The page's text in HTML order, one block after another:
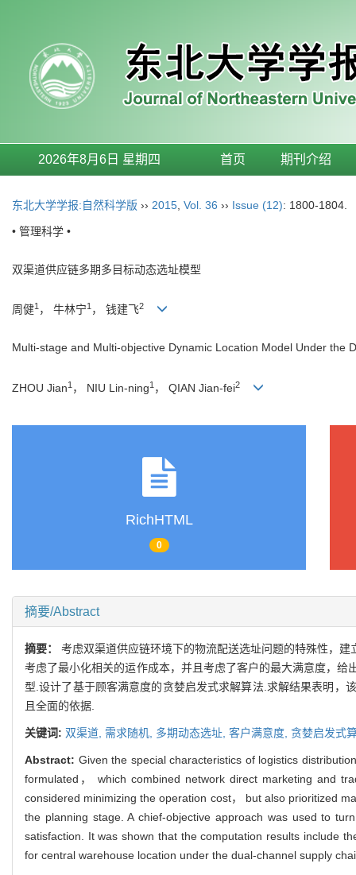
2026年8月6日 星期四 首页 期刊介绍
东北大学学报:自然科学版 ›› 2015 Vol. 36 ›› Issue (12): 1800-1804.
• 管理科学 •
双渠道供应链多期多目标动态选址模型
周健1 ， 牛林宁1 ， 钱建飞2
Multi-stage and Multi-objective Dynamic Location Model Under the
ZHOU Jian1 ， NIU Lin-ning1 ， QIAN Jian-fei2
RichHTML
0
摘要/Abstract
摘要： 考虑双渠道供应链环境下的物流配送选址问题的特殊性，
考虑了最小化相关的运作成本，并且考虑了客户的最大满意度，
型.设计了基于顾客满意度的贪婪启发式求解算法.求解结果表明，
且全面的依据.
关键词: 双渠道, 需求随机, 多期动态选址, 客户满意度, 贪婪启发式
Abstract: Given the special characteristics of logistics
formulated， which combined network direct marketing and
considered minimizing the operation cost， but also prioritized
the planning stage. A chief-objective approach was used to
satisfaction. It was shown that the computation results include
for central warehouse location under the dual-channel supply